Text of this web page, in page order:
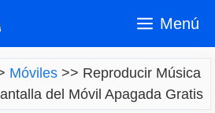
Menú
Móviles >> Reproducir Música
del Móvil Apagada Gratis